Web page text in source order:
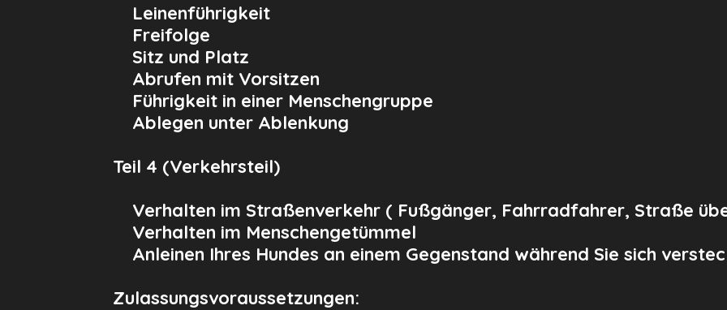
Leinenführigkeit
Freifolge
Sitz und Platz
Abrufen mit Vorsitzen
Führigkeit in einer Menschengruppe
Ablegen unter Ablenkung
Teil 4 (Verkehrsteil)
Verhalten im Straßenverkehr ( Fußgänger, Fahrradfahrer, Straße
Verhalten im Menschengetümmel
Anleinen Ihres Hundes an einem Gegenstand während Sie sich
Zulassungsvoraussetzungen: